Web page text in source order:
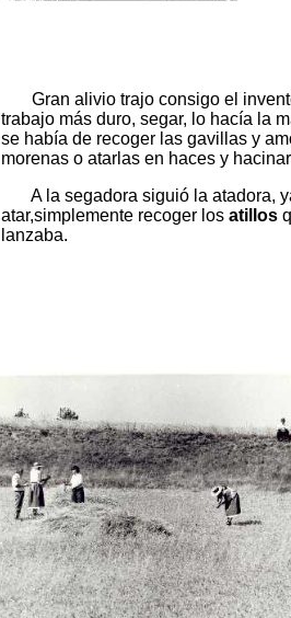
Gran alivio trajo consigo el
trabajo más duro, segar, lo hacía la
se había de recoger las gavillas y
morenas o atarlas en haces y
A la segadora siguió la atadora,
atar,simplemente recoger los atillos
lanzaba.